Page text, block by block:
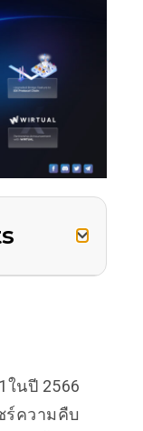
นปี 2566
ร์ความคืบ